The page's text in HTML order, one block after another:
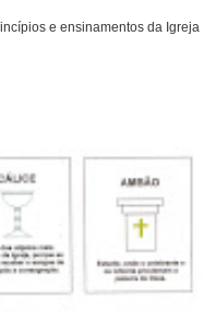
e ensinamentos da Igreja